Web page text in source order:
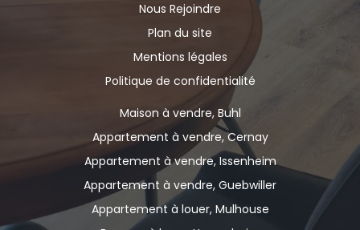
Nous Rejoindre
Plan du site
Mentions légales
Politique de confidentialité
Maison à vendre, Buhl
Appartement à vendre, Cernay
Appartement à vendre, Issenheim
Appartement à vendre, Guebwiller
Appartement à louer, Mulhouse